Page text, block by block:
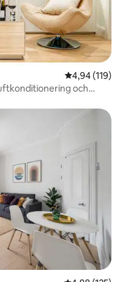
4,94 av 5 i
4,94 (119)
och